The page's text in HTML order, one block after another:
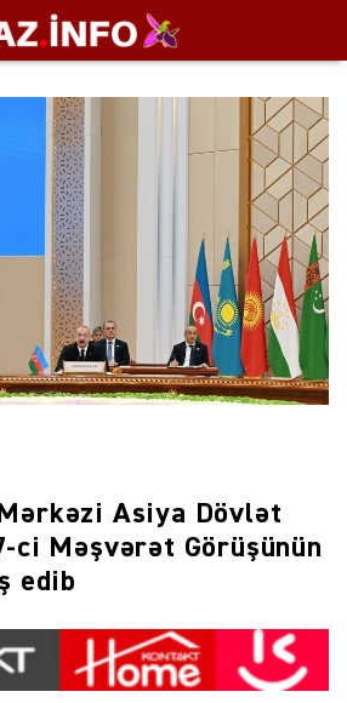
Asiya Dövlət
ci Məşvərət Görüşünün
edib